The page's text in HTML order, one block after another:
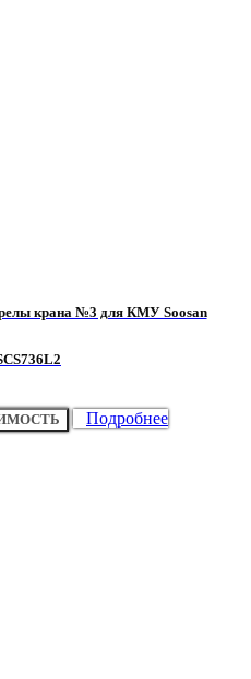
крана №3 для КМУ Soosan
Подробнее